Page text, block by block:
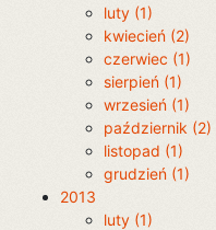
luty (1)
kwiecień (2)
czerwiec (1)
sierpień (1)
wrzesień (1)
październik (2)
listopad (1)
grudzień (1)
2013
luty (1)